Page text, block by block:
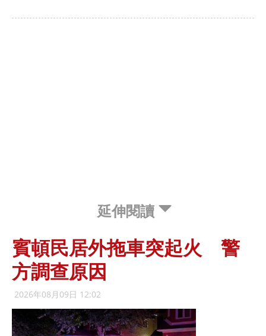
延伸閱讀
賓頓民居外拖車突起火 警
方調查原因
2026年08月09日 12:02